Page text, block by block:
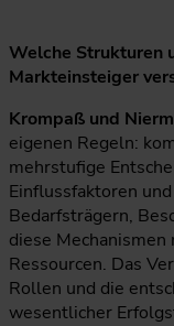
Welche Strukturen
Markteinsteiger
Krompaß und
eigenen Regeln:
mehrstufige
Einflussfaktoren
Bedarfsträgern,
diese
Ressourcen. Das
Rollen und die
wesentlicher